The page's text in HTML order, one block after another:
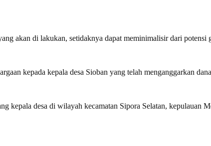
akan di lakukan, setidaknya dapat meminimalisir dari potensi
kepada kepala desa Sioban yang telah menganggarkan
kepala desa di wilayah kecamatan Sipora Selatan, kepulauan